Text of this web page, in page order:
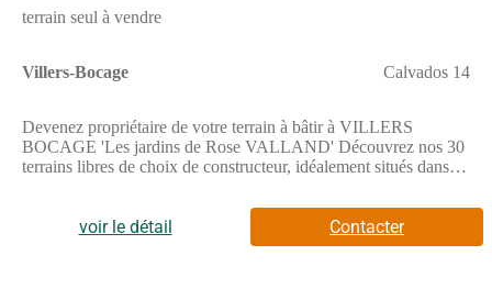
terrain seul à vendre
Villers-Bocage Calvados 14
Devenez propriétaire de votre terrain à bâtir à VILLERS
BOCAGE 'Les jardins de Rose VALLAND' Découvrez nos 30
terrains libres de choix de constructeur, idéalement situés dans
commerces, écoles et services et à seulement 25 min de
CAENTerrains à partir de 57 900 Faites construire vote maison
dans un cadre de vie familial, apaisé et favorable au bien-vivre
voir le détail Contacter